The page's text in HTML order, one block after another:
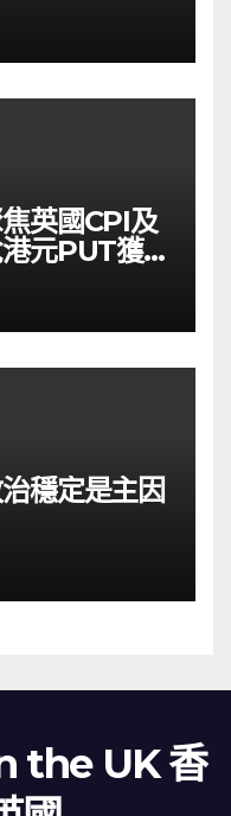
焦英國CPI及
元PUT獲資
穩定是主因
the UK 香